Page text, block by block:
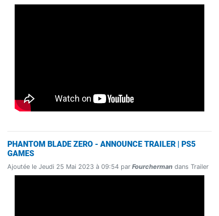
PHANTOM BLADE ZERO - ANNOUNCE TRAILER | PS5
GAMES
Ajoutée le Jeudi 25 Mai 2023 à 09:54 par Fourcherman dans Trailer